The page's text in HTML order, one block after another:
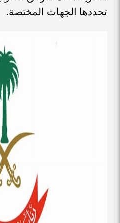
تحددها الجهات المختصة.